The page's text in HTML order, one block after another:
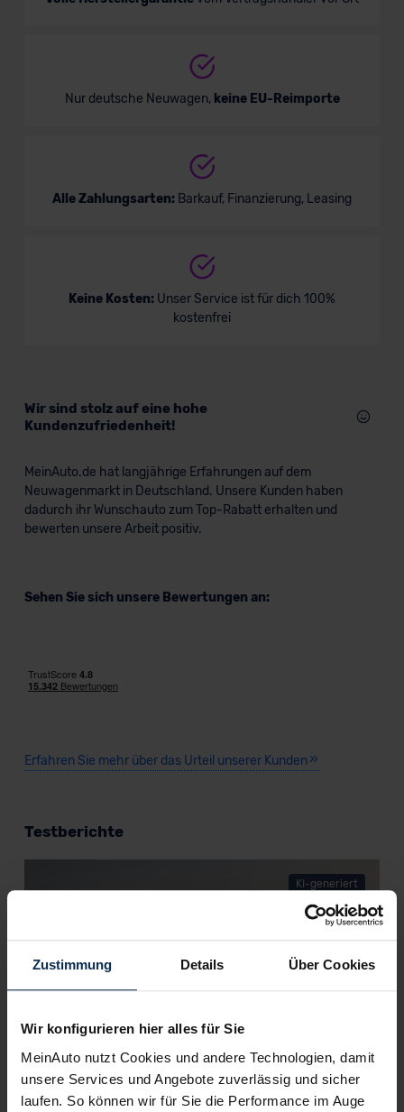
Zustimmung Details Über Cookies
Wir konfigurieren hier alles für Sie
MeinAuto nutzt Cookies und andere Technologien, damit
unsere Services und Angebote zuverlässig und sicher
laufen. So können wir für Sie die Performance im Auge
Nur deutsche Neuwagen, keine EU-Reimporte
Alle Zahlungsarten: Barkauf, Finanzierung, Leasing
Keine Kosten: Unser Service ist für dich 100%
kostenfrei
Wir sind stolz auf eine hohe
Kundenzufriedenheit!
MeinAuto.de hat langjährige Erfahrungen auf dem
Neuwagenmarkt in Deutschland. Unsere Kunden haben
dadurch ihr Wunschauto zum Top-Rabatt erhalten und
bewerten unsere Arbeit positiv.
Sehen Sie sich unsere Bewertungen an:
Erfahren Sie mehr über das Urteil unserer Kunden
Testberichte
KI-generiert
Hyundai Tucson Plug-in-Hybrid (Test 2023):
Auf den Spuren eines Verkaufsschlagers